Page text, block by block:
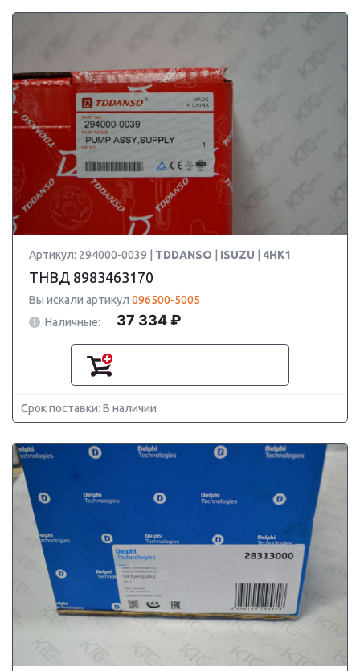
Артикул: 294000-0039 | TDDANSO ISUZU 4HK1
ТНВД 8983463170
Вы искали артикул 096500-5005
Наличные:
37 334 ₽
Срок поставки: В наличии